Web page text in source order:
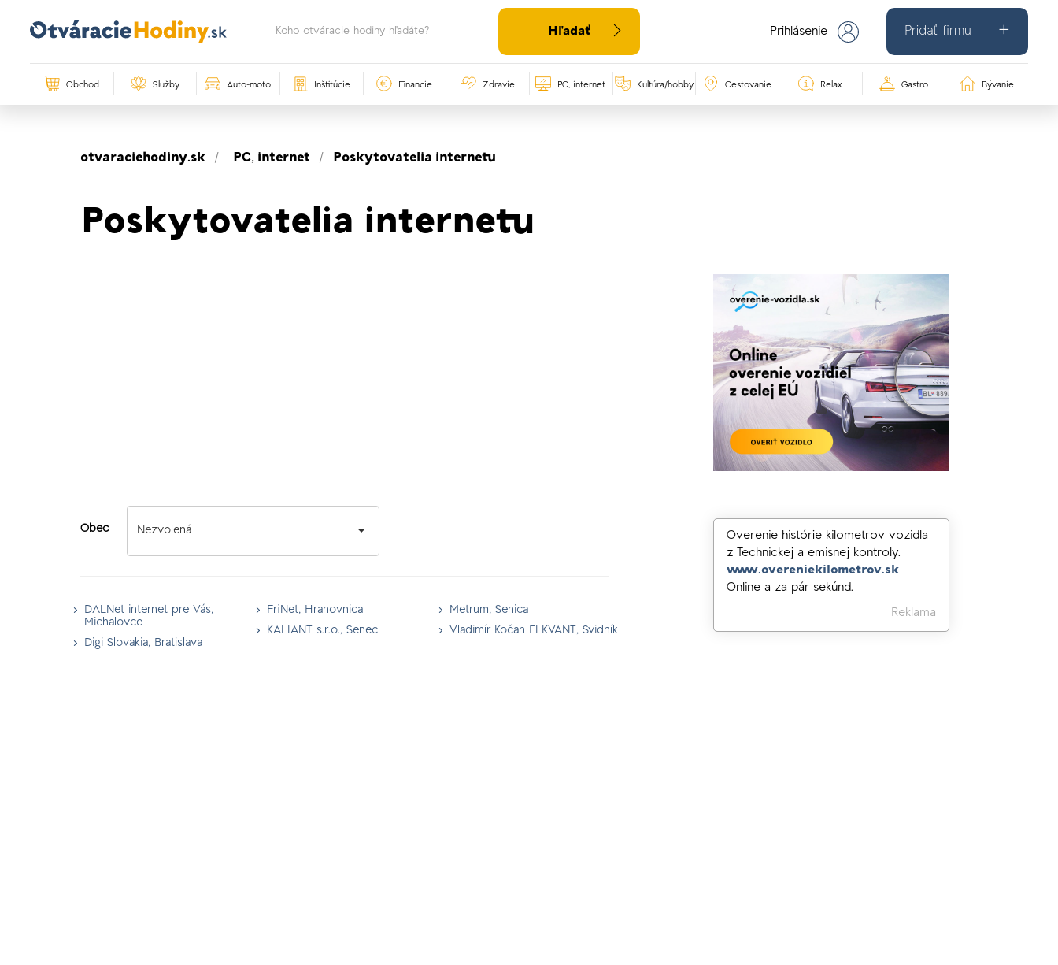
Hľadať Prihlásenie Pridať firmu
Obchod Služby Auto-moto Inštitúcie Financie Zdravie PC, internet Kultúra/hobby Cestovanie Relax Gastro Bývanie
otvaraciehodiny.sk PC, internet Poskytovatelia internetu
Poskytovatelia internetu
Obec Nezvolená
DALNet internet pre Vás,
Michalovce
Digi Slovakia, Bratislava
FriNet, Hranovnica
KALIANT s.r.o., Senec
Metrum, Senica
Vladimír Kočan ELKVANT, Svidník
Overenie histórie kilometrov vozidla
z Technickej a emisnej kontroly.
www.overeniekilometrov.sk
Online a za pár sekúnd.
Reklama